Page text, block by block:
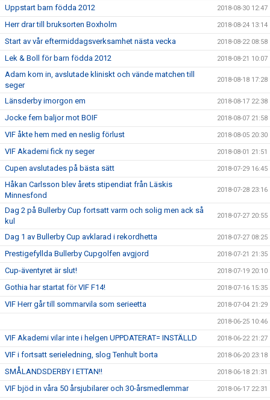
Uppstart barn födda 2012 2018-08-30 12:47
Herr drar till bruksorten Boxholm 2018-08-24 13:14
Start av vår eftermiddagsverksamhet nästa vecka 2018-08-22 08:58
Lek & Boll för barn födda 2012 2018-08-21 10:07
Adam kom in, avslutade kliniskt och vände matchen till
seger
2018-08-18 17:28
Länsderby imorgon em 2018-08-17 22:38
Jocke fem baljor mot BOIF 2018-08-07 21:58
VIF åkte hem med en neslig förlust 2018-08-05 20:30
VIF Akademi fick ny seger 2018-08-01 21:51
Cupen avslutades på bästa sätt 2018-07-29 16:45
Håkan Carlsson blev årets stipendiat från Läskis
Minnesfond
2018-07-28 23:16
Dag 2 på Bullerby Cup fortsatt varm och solig men ack så
kul
2018-07-27 20:55
Dag 1 av Bullerby Cup avklarad i rekordhetta 2018-07-27 08:25
Prestigefyllda Bullerby Cupgolfen avgjord 2018-07-21 21:35
Cup-äventyret är slut! 2018-07-19 20:10
Gothia har startat för VIF F14! 2018-07-16 15:35
VIF Herr går till sommarvila som serieetta 2018-07-04 21:29
2018-06-25 10:46
VIF Akademi vilar inte i helgen UPPDATERAT= INSTÄLLD 2018-06-22 21:27
VIF i fortsatt serieledning, slog Tenhult borta 2018-06-20 23:18
SMÅLANDSDERBY I ETTAN!! 2018-06-18 21:31
VIF bjöd in våra 50 årsjubilarer och 30-årsmedlemmar 2018-06-17 22:31